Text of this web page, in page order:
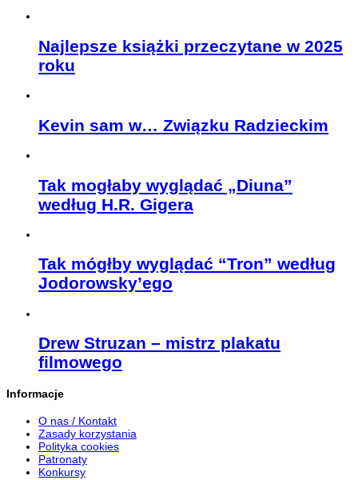
Najlepsze książki przeczytane w 2025
roku
Kevin sam w… Związku Radzieckim
Tak mogłaby wyglądać „Diuna”
według H.R. Gigera
Tak mógłby wyglądać “Tron” według
Jodorowsky’ego
Drew Struzan – mistrz plakatu
filmowego
Informacje
O nas / Kontakt
Zasady korzystania
Polityka cookies
Patronaty
Konkursy